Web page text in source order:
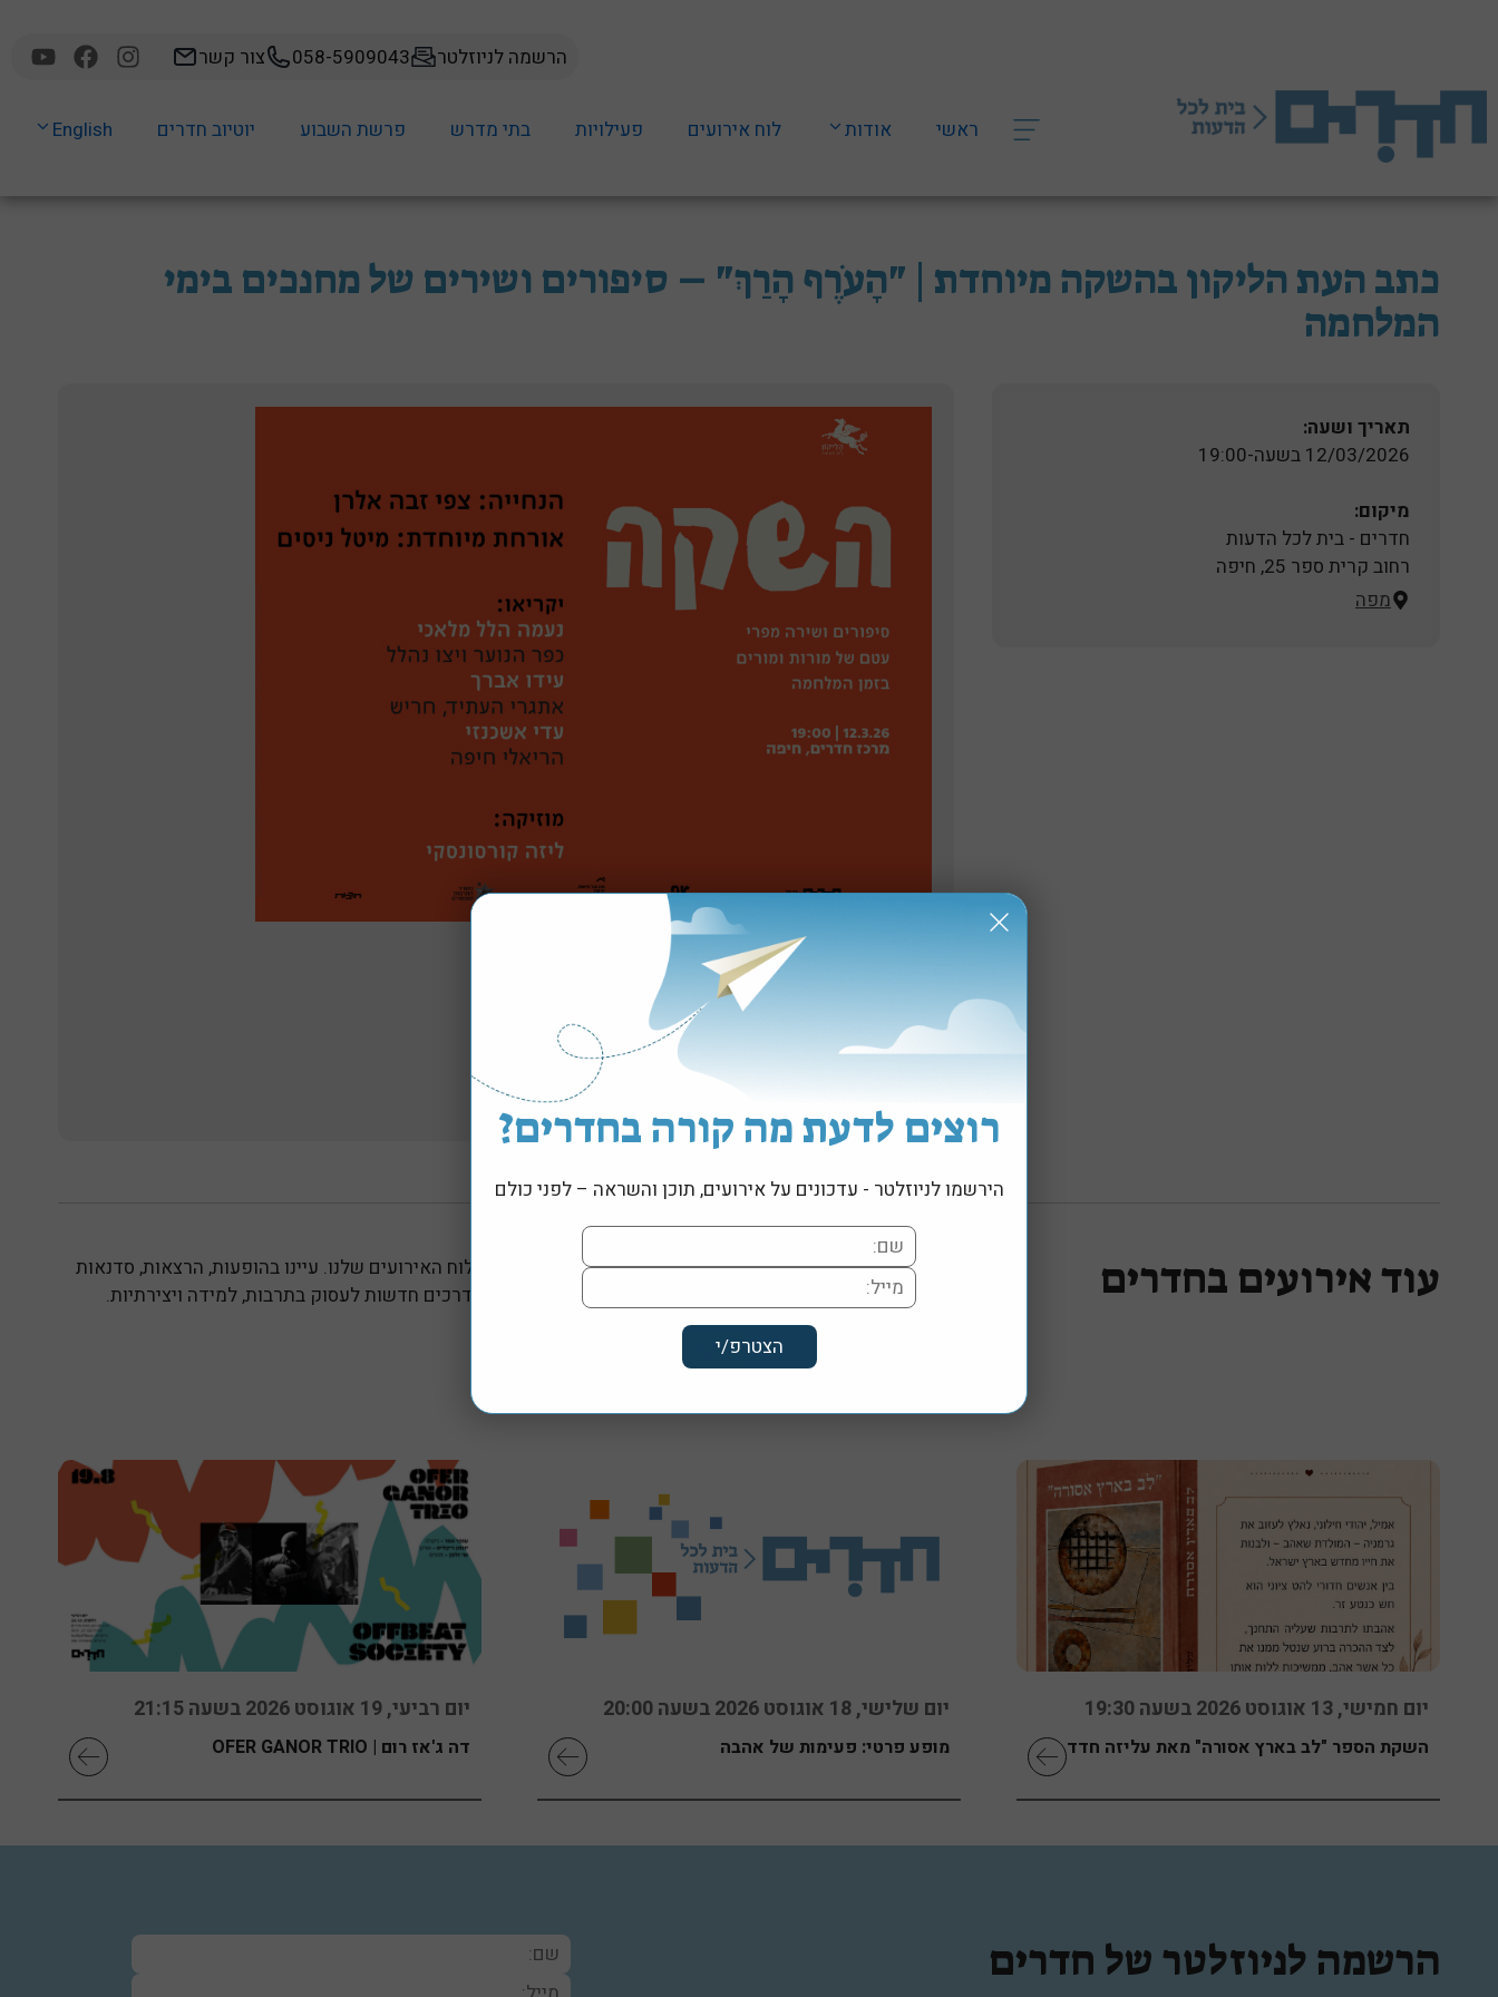
הרשמה לניוזלטר 058-5909043 צור קשר
ראשי אודות לוח אירועים פעילויות בתי מדרש פרשת השבוע יוטיוב חדרים English
כתב העת הליקון בהשקה מיוחדת | "הָעֹרֶף הָרַךְ" – סיפורים ושירים של מחנכים בימי
המלחמה
תאריך ושעה:
12/03/2026 בשעה-19:00
מיקום:
חדרים - בית לכל הדעות
רחוב קרית ספר 25, חיפה
מפה
עוד אירועים בחדרים
תכננו את ביקורכם הבא בחדרים עם לוח האירועים שלנו. עיינו בהופעות, הרצאות, סדנאות
ומפגשים קהילתיים לפי תאריך, וגלו דרכים חדשות לעסוק בתרבות, למידה ויצירתיות.
ללוח האירועים המלא
יום חמישי, 13 אוגוסט 2026 בשעה 19:30
השקת הספר "לב בארץ אסורה" מאת עליזה חדד
יום שלישי, 18 אוגוסט 2026 בשעה 20:00
מופע פרטי: פעימות של אהבה
יום רביעי, 19 אוגוסט 2026 בשעה 21:15
דה ג'אז רום | OFER GANOR TRIO
הרשמה לניוזלטר של חדרים
רוצים לדעת מה קורה בחדרים?
הירשמו לניוזלטר - עדכונים על אירועים, תוכן והשראה – לפני כולם